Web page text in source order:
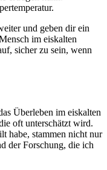
und geben ⁤dir ein
‍im ‌eiskalten
sicher zu ⁢sein, wenn‍
Überleben im eiskalten
oft unterschätzt wird.​
habe, ⁢stammen nicht nur
der Forschung, ⁢die ich